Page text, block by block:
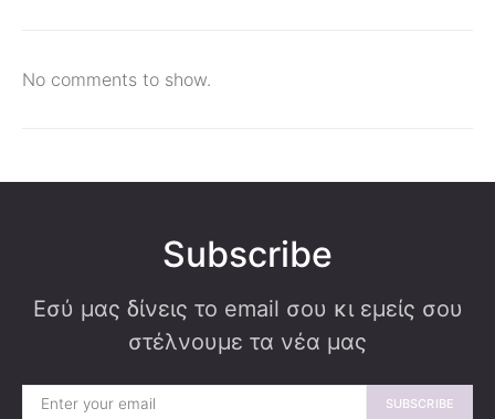
No comments to show.
Subscribe
Εσύ μας δίνεις το email σου κι εμείς σου
στέλνουμε τα νέα μας
SUBSCRIBE